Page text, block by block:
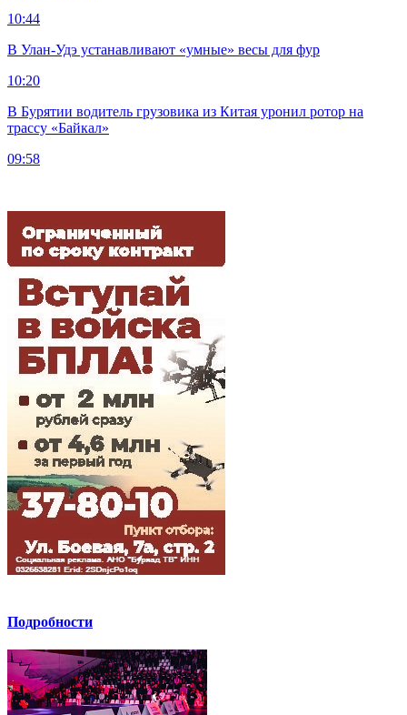
10:44
В Улан-Удэ устанавливают «умные» весы для фур
10:20
В Бурятии водитель грузовика из Китая уронил ротор на
трассу «Байкал»
09:58
Подробности